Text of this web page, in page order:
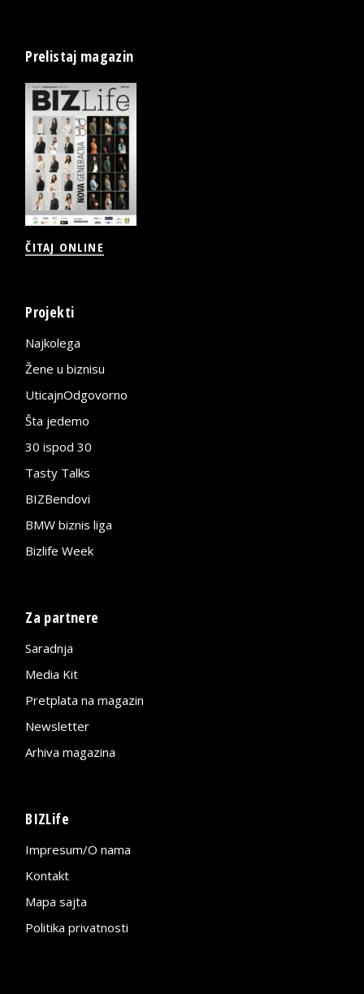
Prelistaj magazin
ČITAJ ONLINE
Projekti
Najkolega
Žene u biznisu
UticajnOdgovorno
Šta jedemo
30 ispod 30
Tasty Talks
BIZBendovi
BMW biznis liga
Bizlife Week
Za partnere
Saradnja
Media Kit
Pretplata na magazin
Newsletter
Arhiva magazina
BIZLife
Impresum/O nama
Kontakt
Mapa sajta
Politika privatnosti